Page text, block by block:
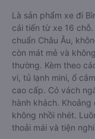
Là sản phẩm xe đi
cải tiến từ xe 16
chuẩn Châu Âu,
còn mát mẻ và
thường. Kèm theo
vi, tủ lạnh mini, ổ
cao cấp. Có vách
hành khách.
không nhồi nhét.
thoải mái và tiện